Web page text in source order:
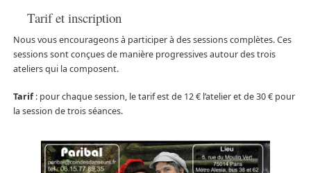
Tarif et inscription
Nous vous encourageons à participer à des sessions complètes. Ces
sessions sont conçues de manière progressives autour des trois
ateliers qui la composent.
Tarif: pour chaque session, le tarif est de 12 € l’atelier et de 30 € pour
la session de trois séances.